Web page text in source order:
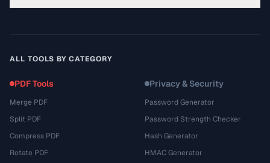
ALL TOOLS BY CATEGORY
PDF Tools
Merge PDF
Split PDF
Compress PDF
Rotate PDF
Privacy & Security
Password Generator
Password Strength Checker
Hash Generator
HMAC Generator